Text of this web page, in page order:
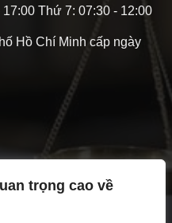
trọng cao về
Thứ 7: 07:30 - 12:00
Hồ Chí Minh cấp ngày